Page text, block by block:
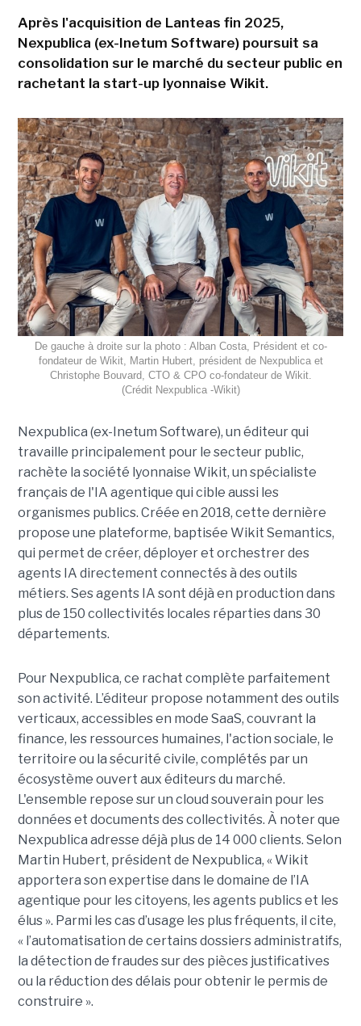
Après l'acquisition de Lanteas fin 2025,
Nexpublica (ex-Inetum Software) poursuit sa
consolidation sur le marché du secteur public en
rachetant la start-up lyonnaise Wikit.
De gauche à droite sur la photo : Alban Costa, Président et co-
fondateur de Wikit, Martin Hubert, président de Nexpublica et
Christophe Bouvard, CTO & CPO co-fondateur de Wikit.
(Crédit Nexpublica -Wikit)
Nexpublica (ex-Inetum Software), un éditeur qui
travaille principalement pour le secteur public,
rachète la société lyonnaise Wikit, un spécialiste
français de l'IA agentique qui cible aussi les
organismes publics. Créée en 2018, cette dernière
propose une plateforme, baptisée Wikit Semantics,
qui permet de créer, déployer et orchestrer des
agents IA directement connectés à des outils
métiers. Ses agents IA sont déjà en production dans
plus de 150 collectivités locales réparties dans 30
départements.
Pour Nexpublica, ce rachat complète parfaitement
son activité. L’éditeur propose notamment des outils
verticaux, accessibles en mode SaaS, couvrant la
finance, les ressources humaines, l'action sociale, le
territoire ou la sécurité civile, complétés par un
écosystème ouvert aux éditeurs du marché.
L'ensemble repose sur un cloud souverain pour les
données et documents des collectivités. À noter que
Nexpublica adresse déjà plus de 14 000 clients. Selon
Martin Hubert, président de Nexpublica, « Wikit
apportera son expertise dans le domaine de l’IA
agentique pour les citoyens, les agents publics et les
élus ». Parmi les cas d’usage les plus fréquents, il cite,
« l’automatisation de certains dossiers administratifs,
la détection de fraudes sur des pièces justificatives
ou la réduction des délais pour obtenir le permis de
construire ».